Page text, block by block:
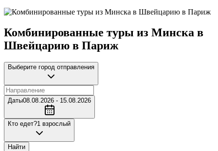
Комбинированные туры из Минска в
Швейцарию в Париж
Выберите город отправления
Даты08.08.2026 - 15.08.2026
Кто едет?1 взрослый
Найти